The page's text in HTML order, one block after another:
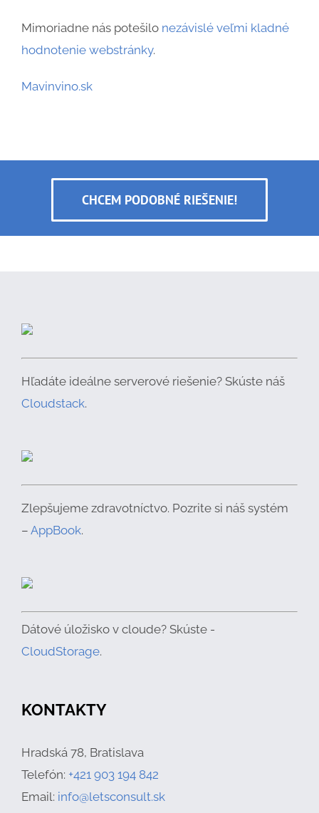
Mimoriadne nás potešilo nezávislé veľmi kladné
hodnotenie webstránky.
Mavinvino.sk
CHCEM PODOBNÉ RIEŠENIE!
Hľadáte ideálne serverové riešenie? Skúste náš
Cloudstack.
Zlepšujeme zdravotníctvo. Pozrite si náš systém
– AppBook.
Dátové úložisko v cloude? Skúste -
CloudStorage.
KONTAKTY
Hradská 78, Bratislava
Telefón: +421 903 194 842
Email: info@letsconsult.sk